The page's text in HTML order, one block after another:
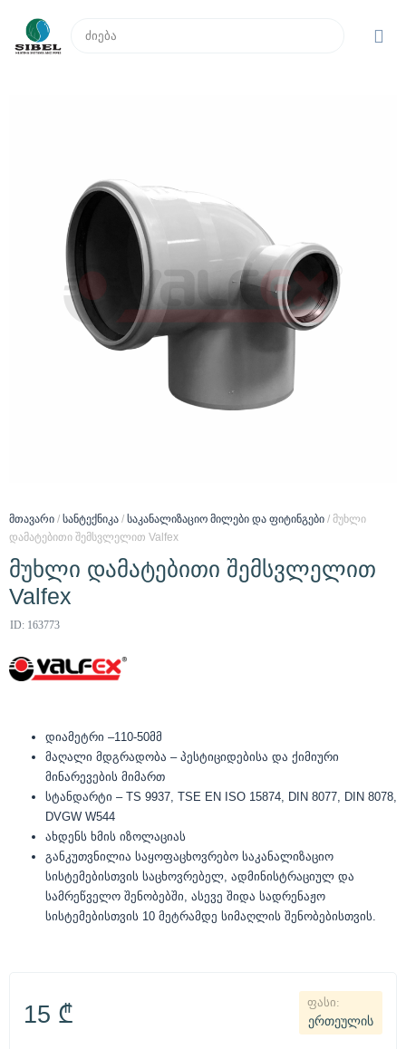
მთავარი / სანტექნიკა / საკანალიზაციო მილები და ფიტინგები / მუხლი
დამატებითი შემსვლელით Valfex
მუხლი დამატებითი შემსვლელით
Valfex
ID: 163773
დიამეტრი –110-50მმ
მაღალი მდგრადობა – პესტიციდებისა და ქიმიური
მინარევების მიმართ
სტანდარტი – TS 9937, TSE EN ISO 15874, DIN 8077, DIN 8078,
DVGW W544
ახდენს ხმის იზოლაციას
განკუთვნილია საყოფაცხოვრებო საკანალიზაციო
სისტემებისთვის საცხოვრებელ, ადმინისტრაციულ და
სამრეწველო შენობებში, ასევე შიდა სადრენაჟო
სისტემებისთვის 10 მეტრამდე სიმაღლის შენობებისთვის.
15 ₾ ერთეულის